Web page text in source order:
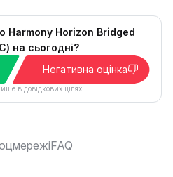
Harmony Horizon Bridged
на сьогодні?
Негативна оцінка
в довідкових цілях.
FAQ